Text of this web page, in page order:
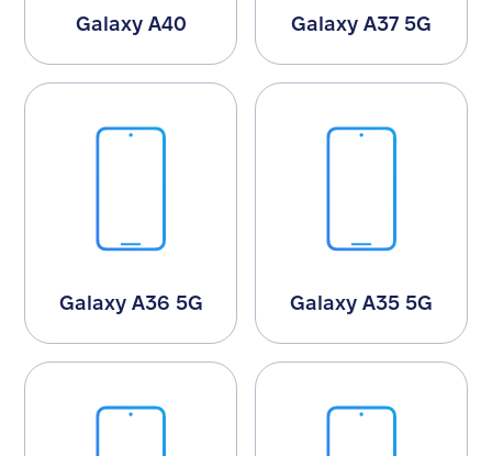
Galaxy A40 Galaxy A37 5G
Galaxy A36 5G Galaxy A35 5G